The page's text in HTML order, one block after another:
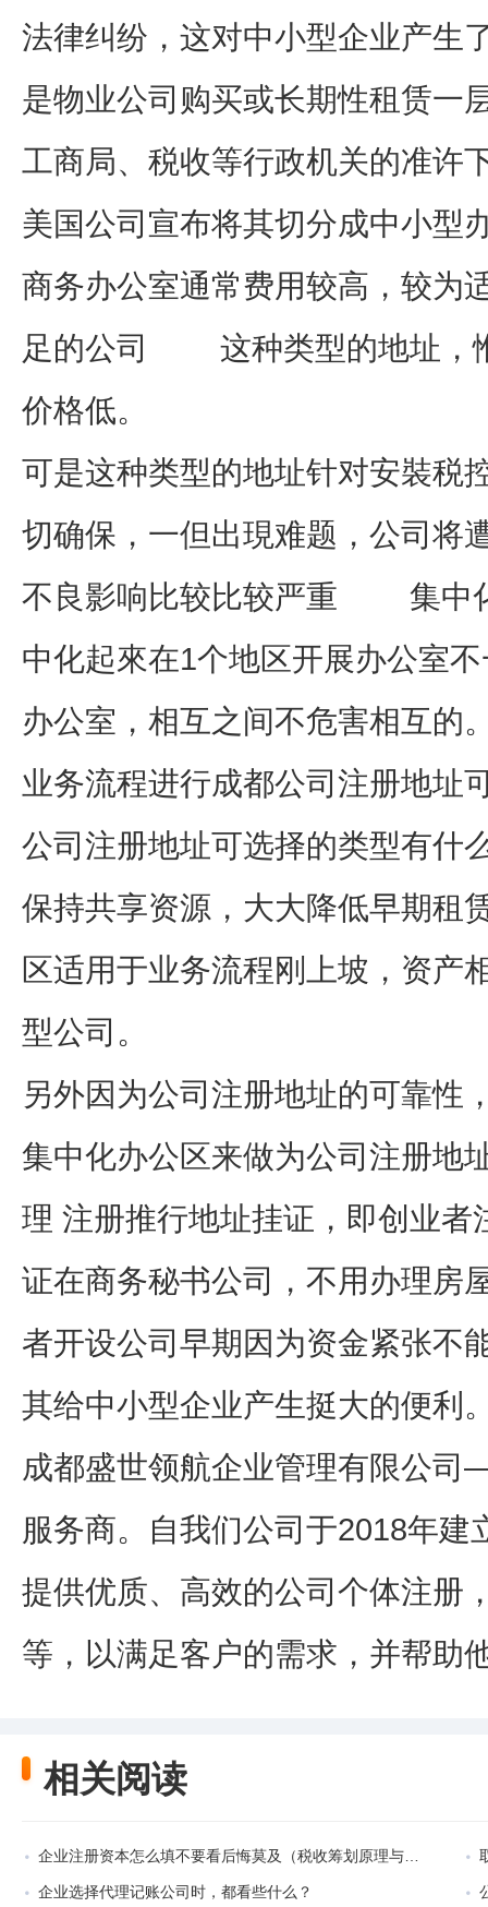
法律纠纷，这对中小型企业产
是物业公司购买或长期性租赁一
工商局、税收等行政机关的准许
美国公司宣布将其切分成中小型
商务办公室通常费用较高，较为
足的公司 这种类型的地址，
价格低。
可是这种类型的地址针对安裝税
切确保，一但出現难题，公司将
不良影响比较比较严重 集中
中化起來在1个地区开展办公室
办公室，相互之间不危害相互的
业务流程进行成都公司注册地址
公司注册地址可选择的类型有什
保持共享资源，大大降低早期租
区适用于业务流程刚上坡，资产
型公司。
另外因为公司注册地址的可靠性
集中化办公区来做为公司注册
理 注册推行地址挂证，即创业
证在商务秘书公司，不用办理房
者开设公司早期因为资金紧张不
其给中小型企业产生挺大的便利
成都盛世领航企业管理有限公
服务商。自我们公司于2018年建
提供优质、高效的公司个体注册
等，以满足客户的需求，并帮助
相关阅读
企业注册资本怎么填不要看后悔莫及（税收筹划原理与方法）
企业选择代理记账公司时，都看些什么？